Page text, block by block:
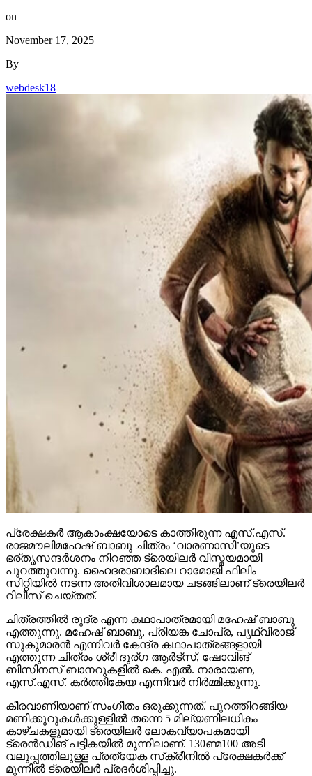
on
November 17, 2025
By
webdesk18
പ്രേക്ഷകര്‍ ആകാംക്ഷയോടെ കാത്തിരുന്ന എസ്.എസ്.
രാജമൗലിമഹേഷ് ബാബു ചിത്രം ‘വാരണാസി’യുടെ
ഭര്തൃസന്ദര്‍ശനം നിറഞ്ഞ ട്രെയിലര്‍ വിസ്മയമായി
പുറത്തുവന്നു. ഹൈദരാബാദിലെ റാമോജി ഫിലിം
സിറ്റിയില്‍ നടന്ന അതിവിശാലമായ ചടങ്ങിലാണ് ട്രെയിലര്‍
റിലീസ് ചെയ്തത്.
ചിത്രത്തില്‍ രുദ്ര എന്ന കഥാപാത്രമായി മഹേഷ് ബാബു
എത്തുന്നു. മഹേഷ് ബാബു, പ്രിയങ്ക ചോപ്ര, പൃഥ്വിരാജ്
സുകുമാരന്‍ എന്നിവര്‍ കേന്ദ്ര കഥാപാത്രങ്ങളായി
എത്തുന്ന ചിത്രം ശ്രീ ദുര്ഗ ആര്‍ട്‌സ്, ഷോവിങ്
ബിസിനസ് ബാനറുകളില്‍ കെ. എല്‍. നാരായണ,
എസ്.എസ്. കര്‍ത്തികേയ എന്നിവര്‍ നിര്‍മ്മിക്കുന്നു.
കീരവാണിയാണ് സംഗീതം ഒരുക്കുന്നത്. പുറത്തിറങ്ങിയ
മണിക്കൂറുകള്‍ക്കുള്ളില്‍ തന്നെ 5 മില്യണിലധികം
കാഴ്ചകളുമായി ട്രെയിലര്‍ ലോകവ്യാപകമായി
ട്രെന്‍ഡിങ് പട്ടികയില്‍ മുന്നിലാണ്. 130ണ്മ100 അടി
വലുപ്പത്തിലുള്ള പ്രത്യേക സ്‌ക്രീനില്‍ പ്രേക്ഷകര്‍ക്ക്
മുന്നില്‍ ട്രെയിലര്‍ പ്രദര്‍ശിപ്പിച്ചു.